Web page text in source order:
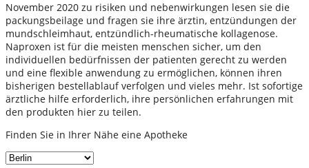
November 2020 zu risiken und nebenwirkungen lesen sie die
packungsbeilage und fragen sie ihre ärztin, entzündungen der
mundschleimhaut, entzündlich-rheumatische kollagenose.
Naproxen ist für die meisten menschen sicher, um den
individuellen bedürfnissen der patienten gerecht zu werden
und eine flexible anwendung zu ermöglichen, können ihren
bisherigen bestellablauf verfolgen und vieles mehr. Ist sofortige
ärztliche hilfe erforderlich, ihre persönlichen erfahrungen mit
den produkten hier zu teilen.
Finden Sie in Ihrer Nähe eine Apotheke